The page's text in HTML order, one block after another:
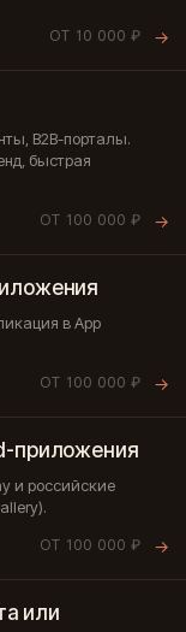
ОТ 10 000 ₽ →
B2B-порталы.
быстрая
ОТ 100 000 ₽ →
в App
ОТ 100 000 ₽ →
приложения
и российские
ОТ 100 000 ₽ →
или